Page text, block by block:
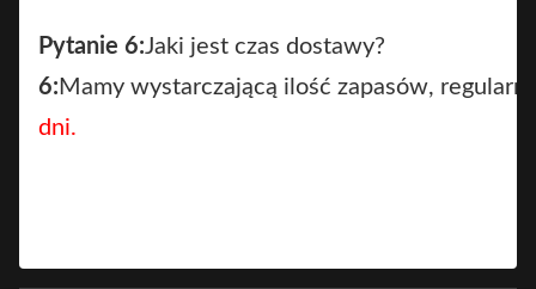
Pytanie 6:Jaki jest czas dostawy?
6: Mamy wystarczającą ilość zapasów,
dni.